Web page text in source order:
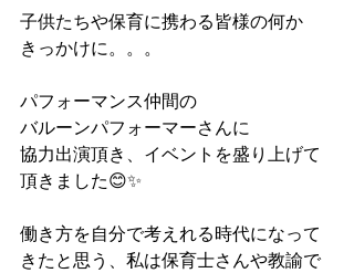
子供たちや保育に携わる皆様の何か
きっかけに。。。
パフォーマンス仲間の
バルーンパフォーマーさんに
協力出演頂き、イベントを盛り上げて
頂きました😊✨
働き方を自分で考えれる時代になって
きたと思う、私は保育士さんや教諭で